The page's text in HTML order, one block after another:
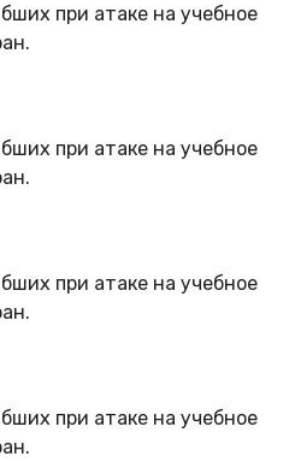
при атаке на учебное
при атаке на учебное
при атаке на учебное
при атаке на учебное